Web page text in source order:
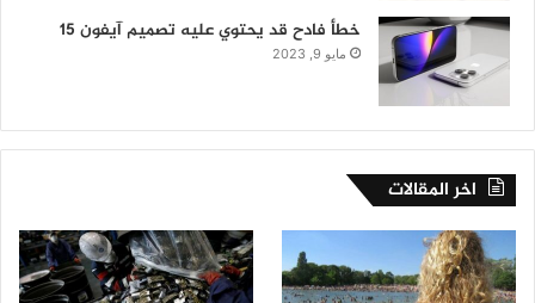
خطأ فادح قد يحتوي عليه تصميم آيفون 15
مايو 9, 2023
اخر المقالات